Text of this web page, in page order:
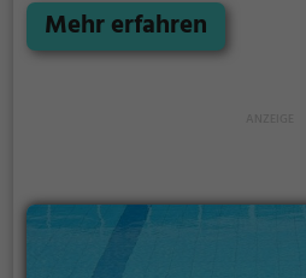
oder Anfänger, der
jeden etwas zu bieten -
Mehr erfahren